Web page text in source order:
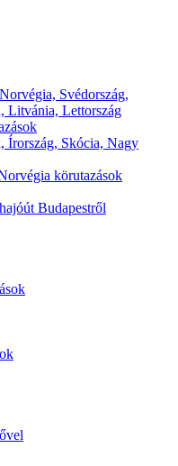
Svédország,
Litvánia, Lettország
Írország, Skócia, Nagy
körutazások
Budapestről